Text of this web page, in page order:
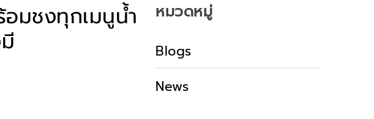
ชงทุกเมนูน้ำ
หมวดหมู่
Blogs
News